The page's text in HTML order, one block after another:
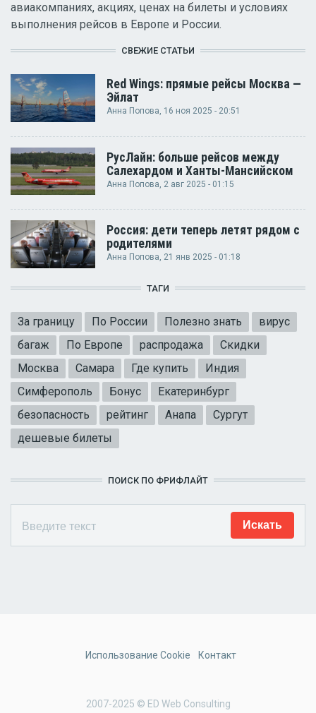
авиакомпаниях, акциях, ценах на билеты и условиях
выполнения рейсов в Европе и России.
СВЕЖИЕ СТАТЬИ
Red Wings: прямые рейсы Москва —
Эйлат
Анна Попова, 16 ноя 2025 - 20:51
РусЛайн: больше рейсов между
Салехардом и Ханты-Мансийском
Анна Попова , 2 авг 2025 - 01:15
Россия: дети теперь летят рядом с
родителями
Анна Попова, 21 янв 2025 - 01:18
ТАГИ
За границу По России Полезно знать
вирус
багаж
По Европе распродажа
Скидки
Москва
Самара Где купить
Индия
Симферополь
Бонус
Екатеринбург
безопасность
рейтинг Анапа
Сургут
дешевые билеты
ПОИСК ПО ФРИФЛАЙТ
2007-2025 © ED Web Consulting
Использование Cookie Контакт